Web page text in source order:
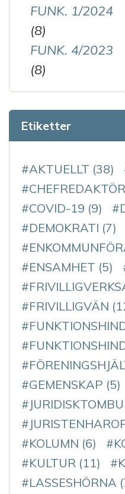
FUNK. 1/2024
(8)
FUNK. 4/2023
(8)
Etiketter
AKTUELLT (38)
CHEFREDAKTÖR
COVID-19 (9)
DEMOKRATI (7)
ENSAMHET (5)
FRIVILLIGVÄN
GEMENSKAP (5)
KOLUMN (6)
KULTUR (11)
LASSESHÖRNA